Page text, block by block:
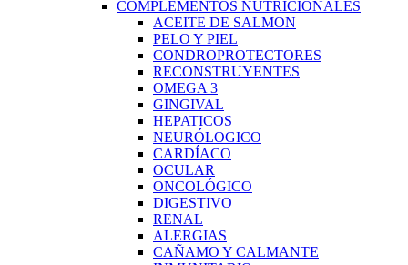
COMPLEMENTOS NUTRICIONALES
ACEITE DE SALMON
PELO Y PIEL
CONDROPROTECTORES
RECONSTRUYENTES
OMEGA 3
GINGIVAL
HEPATICOS
NEURÓLOGICO
CARDÍACO
OCULAR
ONCOLÓGICO
DIGESTIVO
RENAL
ALERGIAS
CAÑAMO Y CALMANTE